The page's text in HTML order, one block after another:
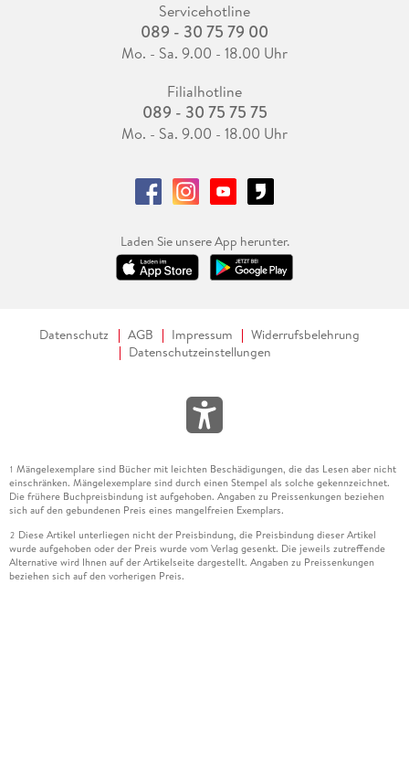
Servicehotline
089 - 30 75 79 00
Mo. - Sa. 9.00 - 18.00 Uhr
Filialhotline
089 - 30 75 75 75
Mo. - Sa. 9.00 - 18.00 Uhr
Laden Sie unsere App herunter.
Datenschutz AGB Impressum
Widerrufsbelehrung
Datenschutzeinstellungen
1 Mängelexemplare sind Bücher mit leichten Beschädigungen, die das Lesen aber nicht
einschränken. Mängelexemplare sind durch einen Stempel als solche gekennzeichnet.
Die frühere Buchpreisbindung ist aufgehoben. Angaben zu Preissenkungen beziehen
sich auf den gebundenen Preis eines mangelfreien Exemplars.
2 Diese Artikel unterliegen nicht der Preisbindung, die Preisbindung dieser Artikel
wurde aufgehoben oder der Preis wurde vom Verlag gesenkt. Die jeweils zutreffende
Alternative wird Ihnen auf der Artikelseite dargestellt. Angaben zu Preissenkungen
beziehen sich auf den vorherigen Preis.